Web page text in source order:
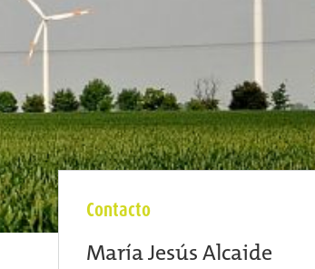
Contacto
María Jesús Alcaide